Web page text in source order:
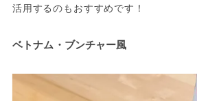
活用するのもおすすめです！
ベトナム・ブンチャー風